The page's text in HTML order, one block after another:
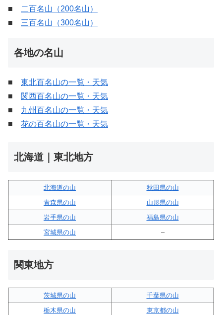
■
二百名山（200名山）
■ 三百名山（300名山）
各地の名山
■ 東北百名山の一覧・天気
■ 関西百名山の一覧・天気
■ 九州百名山の一覧・天気
■ 花の百名山の一覧・天気
北海道｜東北地方
北海道の山
秋田県の山
青森県の山
山形県の山
岩手県の山
福島県の山
宮城県の山
–
関東地方
茨城県の山
千葉県の山
栃木県の山
東京都の山